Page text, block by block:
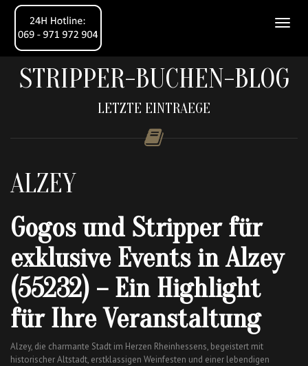
STRIPPER-BUCHEN-BLOG
LETZTE EINTRAEGE
ALZEY
Gogos und Stripper für
exklusive Events in Alzey
(55232) – Ein Highlight
für Ihre Veranstaltung
Alzey, die charmante Stadt im Herzen Rheinhessens, begeistert mit
historischer Altstadt, erstklassigen Weinfesten und einer lebendigen